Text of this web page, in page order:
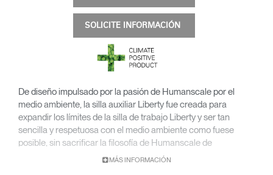
SOLICITE INFORMACIÓN
De diseño impulsado por la pasión de Humanscale por el
medio ambiente, la silla auxiliar Liberty fue creada para
expandir los límites de la silla de trabajo Liberty y ser tan
sencilla y respetuosa con el medio ambiente como fuese
posible, sin sacrificar la filosofía de Humanscale de
proporcionar un confort completo y automático. Niels Diffrient
MÁS INFORMACIÓN